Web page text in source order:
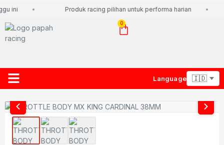
ini Produk racing pilihan untuk performa harian
0
Language